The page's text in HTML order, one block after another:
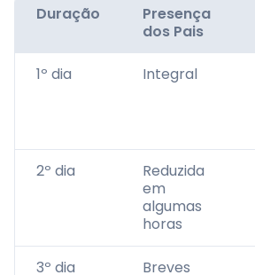
Duração
Presença
dos Pais
1º dia Integral
2º dia
Reduzida
em
algumas
horas
3º dia
Breves